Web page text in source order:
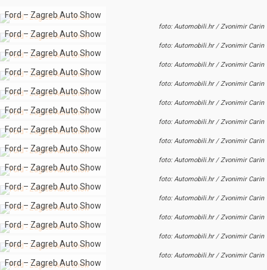
Ford – Zagreb Auto Show
foto: Automobili.hr / Zvonimir Carin
Ford – Zagreb Auto Show
foto: Automobili.hr / Zvonimir Carin
Ford – Zagreb Auto Show
foto: Automobili.hr / Zvonimir Carin
Ford – Zagreb Auto Show
foto: Automobili.hr / Zvonimir Carin
Ford – Zagreb Auto Show
foto: Automobili.hr / Zvonimir Carin
Ford – Zagreb Auto Show
foto: Automobili.hr / Zvonimir Carin
Ford – Zagreb Auto Show
foto: Automobili.hr / Zvonimir Carin
Ford – Zagreb Auto Show
foto: Automobili.hr / Zvonimir Carin
Ford – Zagreb Auto Show
foto: Automobili.hr / Zvonimir Carin
Ford – Zagreb Auto Show
foto: Automobili.hr / Zvonimir Carin
Ford – Zagreb Auto Show
foto: Automobili.hr / Zvonimir Carin
Ford – Zagreb Auto Show
foto: Automobili.hr / Zvonimir Carin
Ford – Zagreb Auto Show
foto: Automobili.hr / Zvonimir Carin
Ford – Zagreb Auto Show